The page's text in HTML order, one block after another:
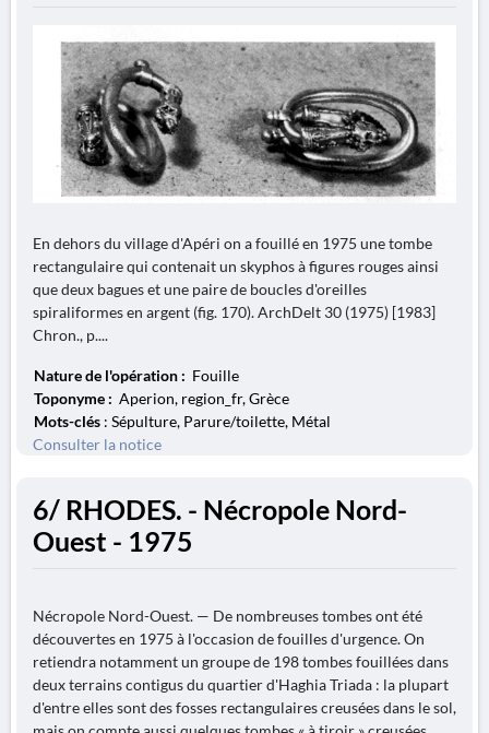
En dehors du village d'Apéri on a fouillé en 1975 une tombe
rectangulaire qui contenait un skyphos à figures rouges ainsi
que deux bagues et une paire de boucles d'oreilles
spiraliformes en argent (fig. 170). ArchDelt 30 (1975) [1983]
Chron., p....
Nature de l'opération : Fouille
Toponyme : Aperion, region_fr, Grèce
Mots-clés : Sépulture, Parure/toilette, Métal
Consulter la notice
6/ RHODES. - Nécropole Nord-
Ouest - 1975
Nécropole Nord-Ouest. — De nombreuses tombes ont été
découvertes en 1975 à l'occasion de fouilles d'urgence. On
retiendra notamment un groupe de 198 tombes fouillées dans
deux terrains contigus du quartier d'Haghia Triada : la plupart
d'entre elles sont des fosses rectangulaires creusées dans le sol,